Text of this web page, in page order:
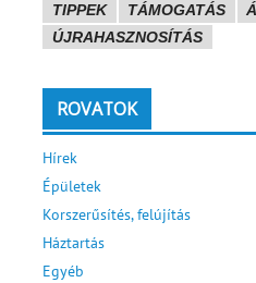
TIPPEK
TÁMOGATÁS
ÚJRAHASZNOSÍTÁS
ROVATOK
Hírek
Épületek
Korszerűsítés, felújítás
Háztartás
Egyéb